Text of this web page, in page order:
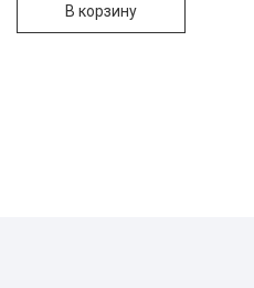
В корзину